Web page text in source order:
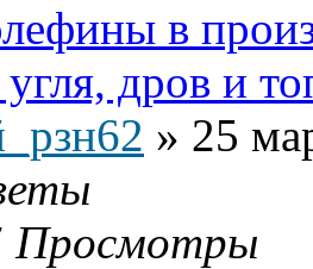
в
дров и
» 25
Просмотры